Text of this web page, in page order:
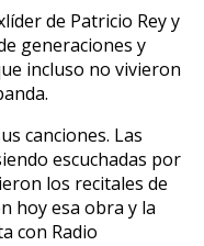
de Patricio Rey y
generaciones y
incluso no vivieron
canciones. Las
escuchadas por
los recitales de
hoy esa obra y la
con Radio